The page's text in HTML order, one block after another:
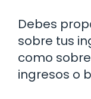
Debes
sobre tus
como
ingresos o